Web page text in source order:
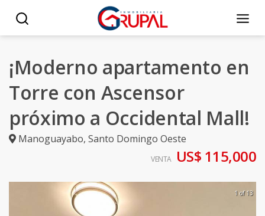
¡Moderno apartamento en
Torre con Ascensor
próximo a Occidental Mall!
Manoguayabo, Santo Domingo Oeste
VENTA US$ 115,000
1 of 13